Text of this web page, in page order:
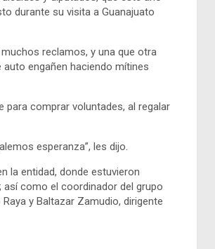
durante su visita a Guanajuato
reclamos, y una que otra
engañen haciendo mítines
para comprar voluntades, al regalar
esperanza”, les dijo.
la entidad, donde estuvieron
como el coordinador del grupo
y Baltazar Zamudio, dirigente